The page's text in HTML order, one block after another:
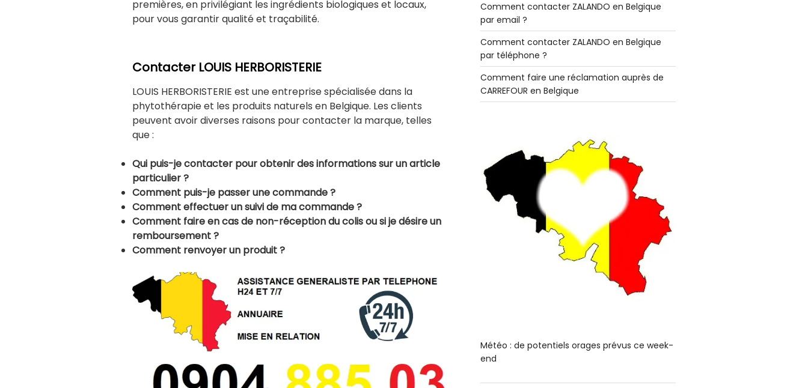
premières, en privilégiant les ingrédients biologiques et locaux,
pour vous garantir qualité et traçabilité.
Contacter LOUIS HERBORISTERIE
LOUIS HERBORISTERIE est une entreprise spécialisée dans la
phytothérapie et les produits naturels en Belgique. Les clients
peuvent avoir diverses raisons pour contacter la marque, telles
que :
Qui puis-je contacter pour obtenir des informations sur un article
particulier ?
Comment puis-je passer une commande ?
Comment effectuer un suivi de ma commande ?
Comment faire en cas de non-réception du colis ou si je désire un
remboursement ?
Comment renvoyer un produit ?
Comment contacter ZALANDO en Belgique
par email ?
Comment contacter ZALANDO en Belgique
par téléphone ?
Comment faire une réclamation auprès de
CARREFOUR en Belgique
Météo : de potentiels orages prévus ce week-
end